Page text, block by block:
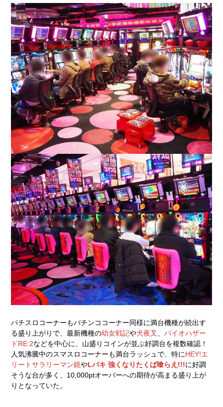
パチスロコーナーもパチンココーナー同様に満台機種が続出す
る盛り上がりで、最新機種の幼女戦記や犬夜叉 、バイオハザー
ドRE:2などを中心に、山盛りコインが並ぶ好調台を複数確認！
人気沸騰中のスマスロコーナーも満台ラッシュで、特にHEY!エ
リートサラリーマン鏡やLバキ 強くなりたくば喰らえ!!!に好調
そうな台が多く、10,000ptオーバーへの期待が高まる盛り上が
りとなっていた。